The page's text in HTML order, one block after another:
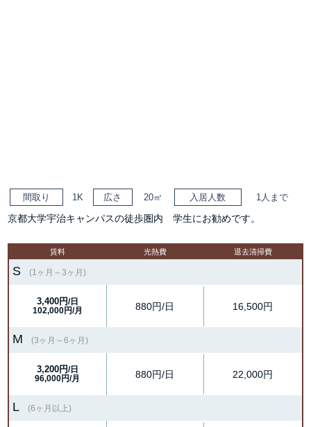
間取り 1K 広さ 20㎡ 入居人数 1人まで
京都大学宇治キャンパスの徒歩圏内 学生にお勧めです。
賃料 光熱費 退去清掃費
S (1ヶ月～3ヶ月)
3,400円/日
102,000円/月
880円/日 16,500円
M (3ヶ月～6ヶ月)
3,200円/日
96,000円/月
880円/日 22,000円
L (6ヶ月以上)